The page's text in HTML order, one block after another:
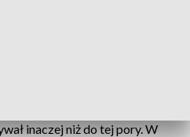
inaczej niż do tej pory. W